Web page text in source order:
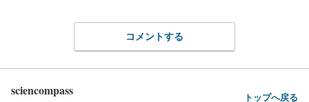
コメントする
sciencompass トップへ戻る